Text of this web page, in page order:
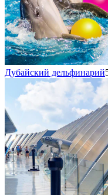
Дубайский дельфинарий